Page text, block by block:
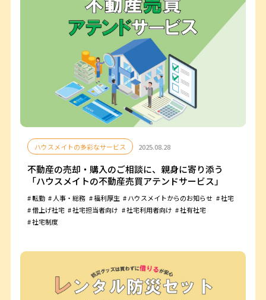
ハウスメイトの多彩なサービス 2025.08.28
不動産の売却・購入のご相談に、親身に寄り添う
「ハウスメイトの不動産売買アテンドサービス」
転勤 人事・総務 福利厚生 ハウスメイトからのお知らせ
社宅
借上げ社宅
社宅担当者向け 社宅利用者向け
社有社宅
社宅制度